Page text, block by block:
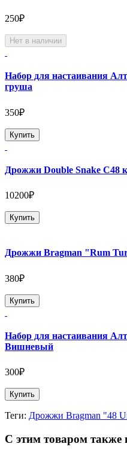
250₽
Нет в наличии
Набор для настаивания
груша
350₽
Купить
Дрожжи Double Snake C48
10200₽
Купить
Дрожжи Bragman "Rum
380₽
Купить
Набор для настаивания
Вишневый
300₽
Купить
Теги: Дрожжи Bragman "48
С этим товаром также